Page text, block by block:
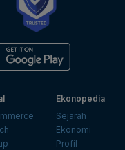
Ekonopedia
Sejarah
Ekonomi
Profil